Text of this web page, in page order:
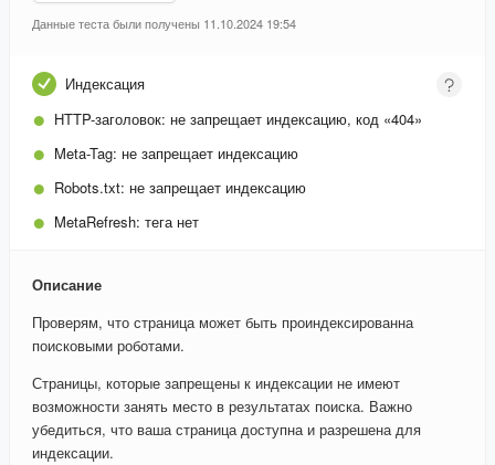
Данные теста были получены 11.10.2024 19:54
Индексация
HTTP-заголовок: не запрещает индексацию, код «404»
Meta-Tag: не запрещает индексацию
Robots.txt: не запрещает индексацию
MetaRefresh: тега нет
Описание
Проверям, что страница может быть проиндексированна
поисковыми роботами.
Страницы, которые запрещены к индексации не имеют
возможности занять место в результатах поиска. Важно
убедиться, что ваша страница доступна и разрешена для
индексации.